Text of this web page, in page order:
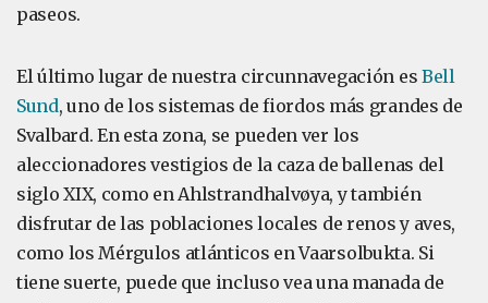
paseos.
El último lugar de nuestra circunnavegación es Bell
Sund, uno de los sistemas de fiordos más grandes de
Svalbard. En esta zona, se pueden ver los
aleccionadores vestigios de la caza de ballenas del
siglo XIX, como en Ahlstrandhalvøya, y también
disfrutar de las poblaciones locales de renos y aves,
como los Mérgulos atlánticos en Vaarsolbukta. Si
tiene suerte, puede que incluso vea una manada de